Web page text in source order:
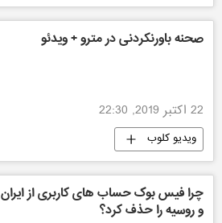
صحنه باورنکردنی در مترو + ویدئو
22 اکتبر 2019, 22:30
ویدیو کلوب
چرا فیس بوک حساب های کاربری از ایران
و روسیه را حذف کرد؟